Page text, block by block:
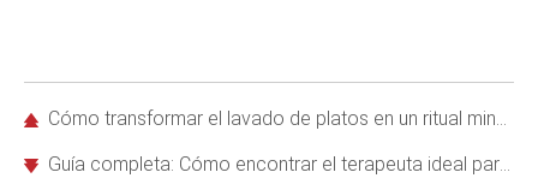
Cómo transformar el lavado de platos en un ritual mindful para aliviar el estrés
Guía completa: Cómo encontrar el terapeuta ideal para tu salud mental